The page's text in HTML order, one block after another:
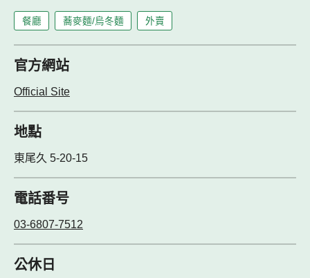
餐廳 蕎麥麵/烏冬麵 外賣
官方網站
Official Site
地點
東尾久 5-20-15
電話番号
03-6807-7512
公休日